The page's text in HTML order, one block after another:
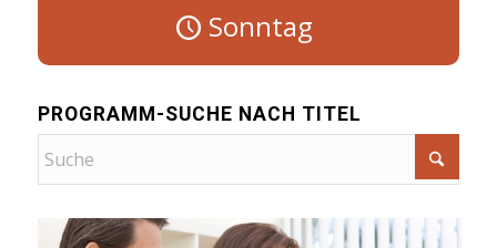
Sonntag
PROGRAMM-SUCHE NACH TITEL